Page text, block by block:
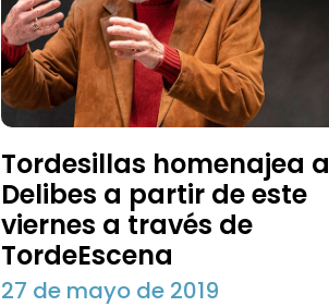
Tordesillas homenajea a
Delibes a partir de este
viernes a través de
TordeEscena
27 de mayo de 2019